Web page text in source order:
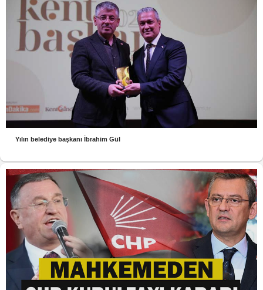
Yılın belediye başkanı İbrahim Gül